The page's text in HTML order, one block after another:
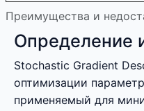
Преимущества и
Определение
Stochastic Gradient
оптимизации
применяемый для